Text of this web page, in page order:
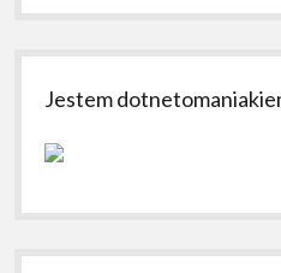
Jestem